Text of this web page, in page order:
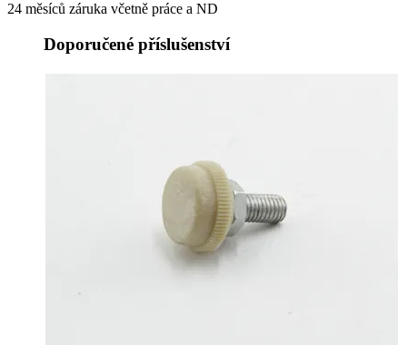
24 měsíců záruka včetně práce a ND
Doporučené příslušenství